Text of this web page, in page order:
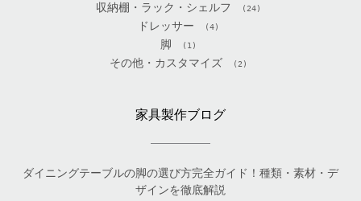
収納棚・ラック・シェルフ (24)
ドレッサー (4)
脚 (1)
その他・カスタマイズ (2)
家具製作ブログ
ダイニングテーブルの脚の選び方完全ガイド！種類・素材・デ
ザインを徹底解説